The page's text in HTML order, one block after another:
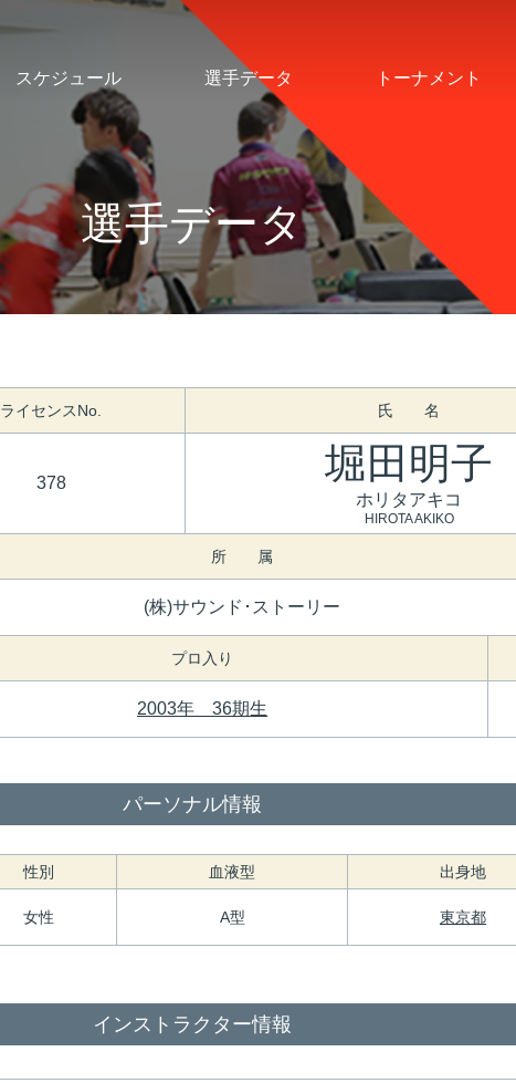
スケジュール 選手データ トーナメント
選手データ
ライセンスNo. 氏 名
378 堀田明子
ホリタアキコ
HIROTA AKIKO
所 属
(株)サウンド･ストーリー
プロ入り
2003年 36期生
パーソナル情報
性別 血液型 出身地
女性 A型 東京都
インストラクター情報